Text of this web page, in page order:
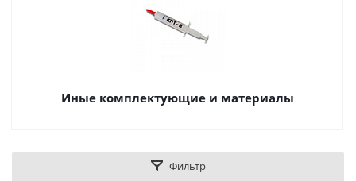
Иные комплектующие и материалы
Фильтр